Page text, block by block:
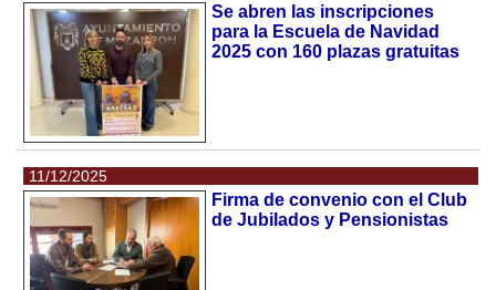
Se abren las inscripciones
para la Escuela de Navidad
2025 con 160 plazas gratuitas
11/12/2025
Firma de convenio con el Club
de Jubilados y Pensionistas